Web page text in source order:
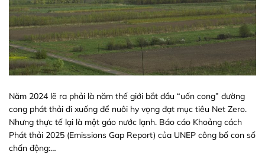
Năm 2024 lẽ ra phải là năm thế giới bắt đầu “uốn cong” đường
cong phát thải đi xuống để nuôi hy vọng đạt mục tiêu Net Zero.
Nhưng thực tế lại là một gáo nước lạnh. Báo cáo Khoảng cách
Phát thải 2025 (Emissions Gap Report) của UNEP công bố con số
chấn động:…